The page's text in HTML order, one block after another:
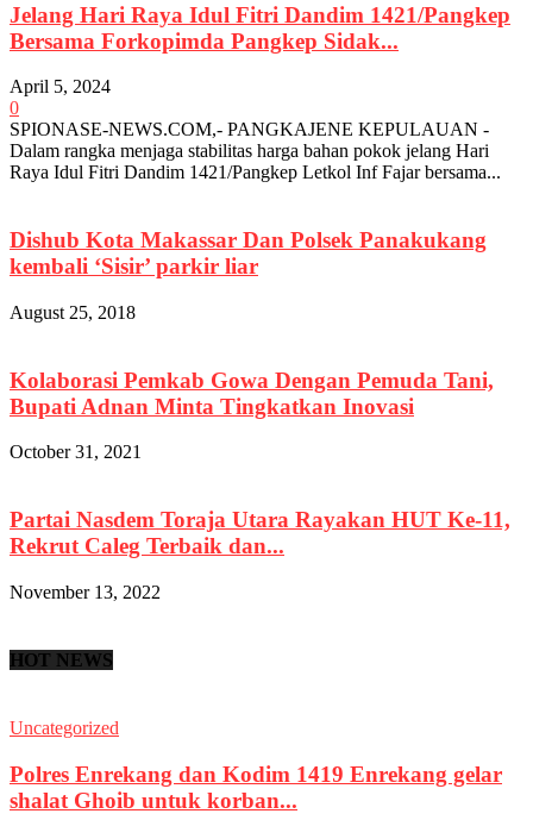
Jelang Hari Raya Idul Fitri Dandim 1421/Pangkep
Bersama Forkopimda Pangkep Sidak...
April 5, 2024
0
SPIONASE-NEWS.COM,- PANGKAJENE KEPULAUAN -
Dalam rangka menjaga stabilitas harga bahan pokok jelang Hari
Raya Idul Fitri Dandim 1421/Pangkep Letkol Inf Fajar bersama...
Dishub Kota Makassar Dan Polsek Panakukang
kembali ‘Sisir’ parkir liar
August 25, 2018
Kolaborasi Pemkab Gowa Dengan Pemuda Tani,
Bupati Adnan Minta Tingkatkan Inovasi
October 31, 2021
Partai Nasdem Toraja Utara Rayakan HUT Ke-11,
Rekrut Caleg Terbaik dan...
November 13, 2022
HOT NEWS
Uncategorized
Polres Enrekang dan Kodim 1419 Enrekang gelar
shalat Ghoib untuk korban...